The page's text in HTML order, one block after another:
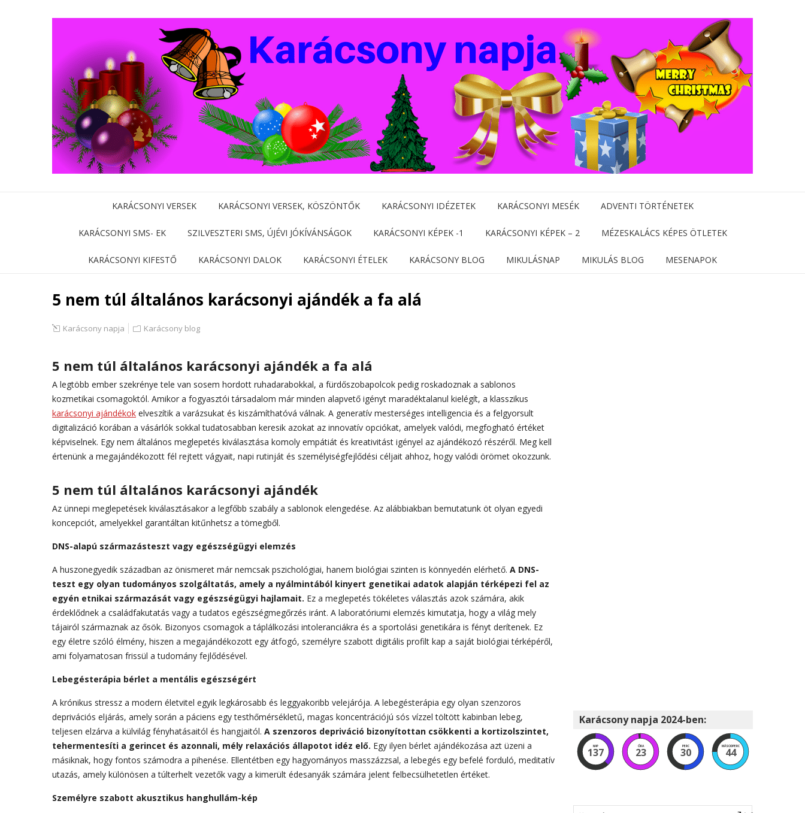
KARÁCSONYI VERSEK KARÁCSONYI VERSEK, KÖSZÖNTŐK KARÁCSONYI IDÉZETEK KARÁCSONYI MESÉK ADVENTI TÖRTÉNETEK
KARÁCSONYI SMS- EK SZILVESZTERI SMS, ÚJÉVI JÓKÍVÁNSÁGOK KARÁCSONYI KÉPEK -1 KARÁCSONYI KÉPEK – 2 MÉZESKALÁCS KÉPES ÖTLETEK
KARÁCSONYI KIFESTŐ KARÁCSONYI DALOK KARÁCSONYI ÉTELEK KARÁCSONY BLOG MIKULÁSNAP MIKULÁS BLOG MESENAPOK
5 nem túl általános karácsonyi ajándék a fa alá
Karácsony napja Karácsony blog
5 nem túl általános karácsonyi ajándék a fa alá
A legtöbb ember szekrénye tele van sosem hordott ruhadarabokkal, a fürdőszobapolcok pedig roskadoznak a sablonos
kozmetikai csomagoktól. Amikor a fogyasztói társadalom már minden alapvető igényt maradéktalanul kielégít, a klasszikus
karácsonyi ajándékok elveszítik a varázsukat és kiszámíthatóvá válnak. A generatív mesterséges intelligencia és a felgyorsult
digitalizáció korában a vásárlók sokkal tudatosabban keresik azokat az innovatív opciókat, amelyek valódi, megfogható értéket
képviselnek. Egy nem általános meglepetés kiválasztása komoly empátiát és kreativitást igényel az ajándékozó részéről. Meg kell
értenünk a megajándékozott fél rejtett vágyait, napi rutinját és személyiségfejlődési céljait ahhoz, hogy valódi örömet okozzunk.
5 nem túl általános karácsonyi ajándék
Az ünnepi meglepetések kiválasztásakor a legfőbb szabály a sablonok elengedése. Az alábbiakban bemutatunk öt olyan egyedi
koncepciót, amelyekkel garantáltan kitűnhetsz a tömegből.
DNS-alapú származásteszt vagy egészségügyi elemzés
A huszonegyedik században az önismeret már nemcsak pszichológiai, hanem biológiai szinten is könnyedén elérhető. A DNS-
teszt egy olyan tudományos szolgáltatás, amely a nyálmintából kinyert genetikai adatok alapján térképezi fel az
egyén etnikai származását vagy egészségügyi hajlamait. Ez a meglepetés tökéletes választás azok számára, akik
érdeklődnek a családfakutatás vagy a tudatos egészségmegőrzés iránt. A laboratóriumi elemzés kimutatja, hogy a világ mely
tájairól származnak az ősök. Bizonyos csomagok a táplálkozási intoleranciákra és a sportolási genetikára is fényt derítenek. Ez
egy életre szóló élmény, hiszen a megajándékozott egy átfogó, személyre szabott digitális profilt kap a saját biológiai térképéről,
ami folyamatosan frissül a tudomány fejlődésével.
Lebegésterápia bérlet a mentális egészségért
A krónikus stressz a modern életvitel egyik legkárosabb és leggyakoribb velejárója. A lebegésterápia egy olyan szenzoros
deprivációs eljárás, amely során a páciens egy testhőmérsékletű, magas koncentrációjú sós vízzel töltött kabinban lebeg,
teljesen elzárva a külvilág fényhatásaitól és hangjaitól. A szenzoros depriváció bizonyítottan csökkenti a kortizolszintet,
tehermentesíti a gerincet és azonnali, mély relaxációs állapotot idéz elő. Egy ilyen bérlet ajándékozása azt üzeni a
másiknak, hogy fontos számodra a pihenése. Ellentétben egy hagyományos masszázzsal, a lebegés egy befelé forduló, meditatív
utazás, amely különösen a túlterhelt vezetők vagy a kimerült édesanyák számára jelent felbecsülhetetlen értéket.
Személyre szabott akusztikus hanghullám-kép
Karácsony napja 2024-ben:
NAP
137
ÓRA
23
PERC
30
MÁSODPERC
43